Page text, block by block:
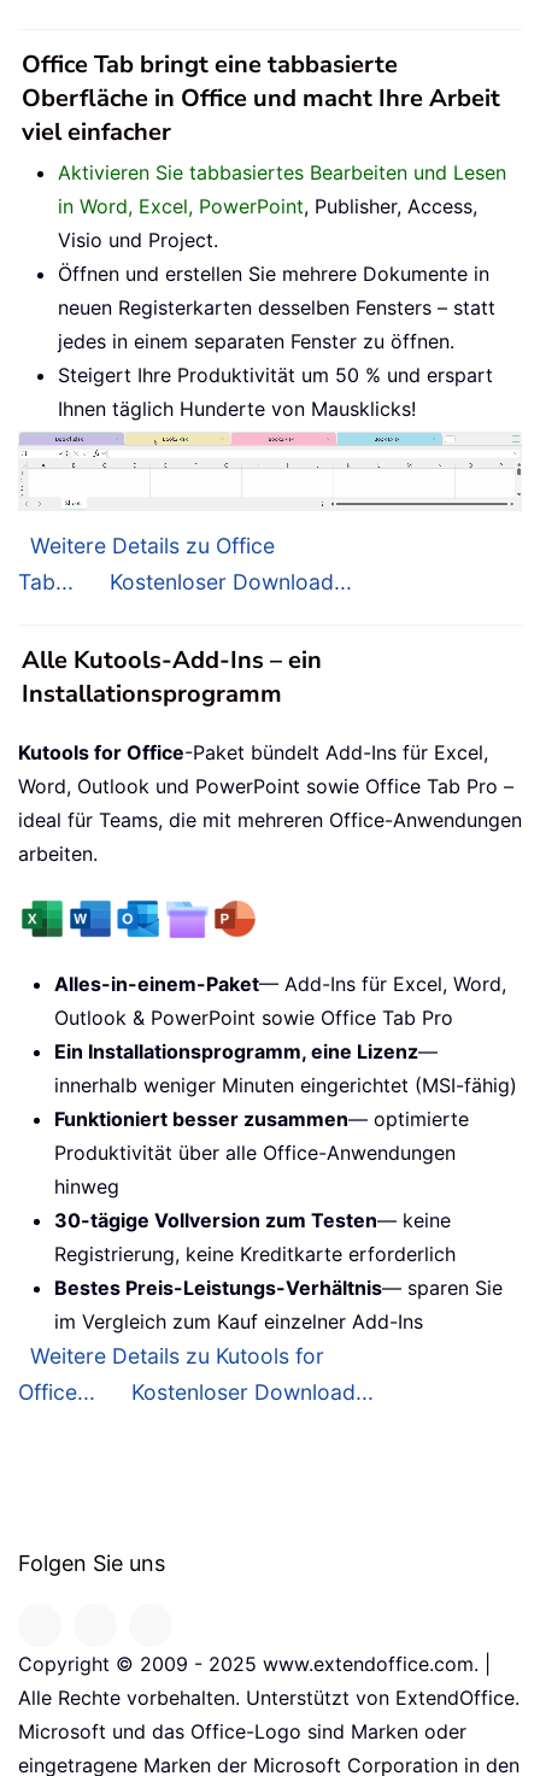
Office Tab bringt eine tabbasierte
Oberfläche in Office und macht Ihre Arbeit
viel einfacher
Aktivieren Sie tabbasiertes Bearbeiten und Lesen
in Word, Excel, PowerPoint, Publisher, Access,
Visio und Project.
Öffnen und erstellen Sie mehrere Dokumente in
neuen Registerkarten desselben Fensters – statt
jedes in einem separaten Fenster zu öffnen.
Steigert Ihre Produktivität um 50 % und erspart
Ihnen täglich Hunderte von Mausklicks!
Weitere Details zu Office
Tab...
Kostenloser Download...
Alle Kutools-Add-Ins – ein
Installationsprogramm
Kutools for Office-Paket bündelt Add-Ins für Excel,
Word, Outlook und PowerPoint sowie Office Tab Pro –
ideal für Teams, die mit mehreren Office-Anwendungen
arbeiten.
Alles-in-einem-Paket— Add-Ins für Excel, Word,
Outlook & PowerPoint sowie Office Tab Pro
Ein Installationsprogramm, eine Lizenz—
innerhalb weniger Minuten eingerichtet (MSI-fähig)
Funktioniert besser zusammen— optimierte
Produktivität über alle Office-Anwendungen
hinweg
30-tägige Vollversion zum Testen— keine
Registrierung, keine Kreditkarte erforderlich
Bestes Preis-Leistungs-Verhältnis— sparen Sie
im Vergleich zum Kauf einzelner Add-Ins
Weitere Details zu Kutools for
Office...
Kostenloser Download...
Folgen Sie uns
Copyright © 2009 - 2025 www.extendoffice.com. |
Alle Rechte vorbehalten. Unterstützt von ExtendOffice.
Microsoft und das Office-Logo sind Marken oder
eingetragene Marken der Microsoft Corporation in den